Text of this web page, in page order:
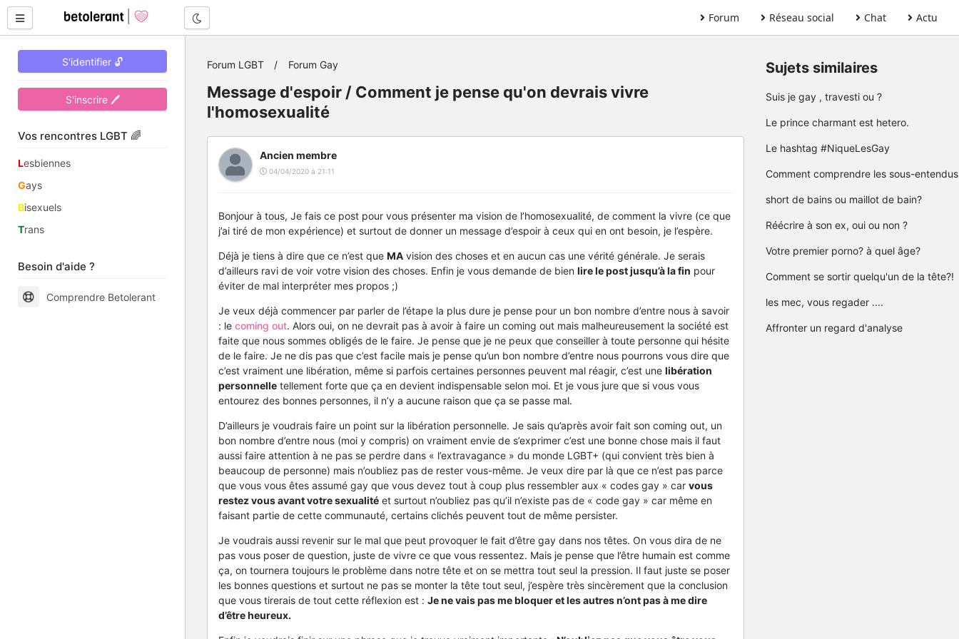
Forum Réseau social Chat Actu
S'identifier 🔓
S'inscrire 🖊
Vos rencontres LGBT 🌈
Lesbiennes
Gays
Bisexuels
Trans
Besoin d'aide ?
Comprendre Betolerant
Forum LGBT Forum Gay
Message d'espoir / Comment je pense qu'on devrais vivre
l'homosexualité
Ancien membre
04/04/2020 à 21:11
Bonjour à tous, Je fais ce post pour vous présenter ma vision de l’homosexualité, de comment la vivre (ce que
j’ai tiré de mon expérience) et surtout de donner un message d’espoir à ceux qui en ont besoin, je l’espère.
Déjà je tiens à dire que ce n’est que MA vision des choses et en aucun cas une vérité générale. Je serais
d’ailleurs ravi de voir votre vision des choses. Enfin je vous demande de bien lire le post jusqu’à la fin pour
éviter de mal interpréter mes propos ;)
Je veux déjà commencer par parler de l’étape la plus dure je pense pour un bon nombre d’entre nous à savoir
: le coming out. Alors oui, on ne devrait pas à avoir à faire un coming out mais malheureusement la société est
faite que nous sommes obligés de le faire. Je pense que je ne peux que conseiller à toute personne qui hésite
de le faire. Je ne dis pas que c’est facile mais je pense qu’un bon nombre d’entre nous pourrons vous dire que
c’est vraiment une libération, même si parfois certaines personnes peuvent mal réagir, c’est une libération
personnelle tellement forte que ça en devient indispensable selon moi. Et je vous jure que si vous vous
entourez des bonnes personnes, il n’y a aucune raison que ça se passe mal.
D’ailleurs je voudrais faire un point sur la libération personnelle. Je sais qu’après avoir fait son coming out, un
bon nombre d’entre nous (moi y compris) on vraiment envie de s’exprimer c’est une bonne chose mais il faut
aussi faire attention à ne pas se perdre dans « l’extravagance » du monde LGBT+ (qui convient très bien à
beaucoup de personne) mais n’oubliez pas de rester vous-même. Je veux dire par là que ce n’est pas parce
que vous vous êtes assumé gay que vous devez tout à coup plus ressembler aux « codes gay » car vous
restez vous avant votre sexualité et surtout n’oubliez pas qu’il n’existe pas de « code gay » car même en
faisant partie de cette communauté, certains clichés peuvent tout de même persister.
Je voudrais aussi revenir sur le mal que peut provoquer le fait d’être gay dans nos têtes. On vous dira de ne
pas vous poser de question, juste de vivre ce que vous ressentez. Mais je pense que l’être humain est comme
ça, on tournera toujours le problème dans notre tête et on se mettra tout seul la pression. Il faut juste se poser
les bonnes questions et surtout ne pas se monter la tête tout seul, j’espère très sincèrement que la conclusion
que vous tirerais de tout cette réflexion est : Je ne vais pas me bloquer et les autres n’ont pas à me dire
d’être heureux.
Sujets similaires
Suis je gay , travesti ou ?
Le prince charmant est hetero.
Le hashtag #NiqueLesGay
Comment comprendre les sous-entendus
short de bains ou maillot de bain?
Réécrire à son ex, oui ou non ?
Votre premier porno? à quel âge?
Comment se sortir quelqu'un de la tête?!
les mec, vous regader ....
Affronter un regard d'analyse